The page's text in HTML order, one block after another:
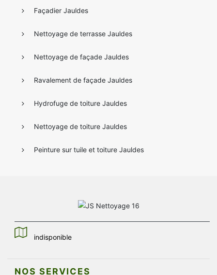
Façadier Jauldes
Nettoyage de terrasse Jauldes
Nettoyage de façade Jauldes
Ravalement de façade Jauldes
Hydrofuge de toiture Jauldes
Nettoyage de toiture Jauldes
Peinture sur tuile et toiture Jauldes
indisponible
NOS SERVICES